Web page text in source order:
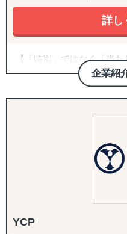
※サポート内容により、対
■ 対応施策について
◆以下はこれまで当社で実
援パッケージです。
↳ AIが出した"答えっぽい
『INTERForce｜海外進出
↳ 海外事業を貴社の海外事
詳し
企業紹
【「特別」ではなく「当
ぐ、伴走型の海外進出支援
株式会社グロスペリティ
別"ではなく"当たり前"に
岡本社・東京オフィスに
人、オレゴンとLAに物流
年間約50社、累計100社以
援。食品・日用品・キッチ
YCP